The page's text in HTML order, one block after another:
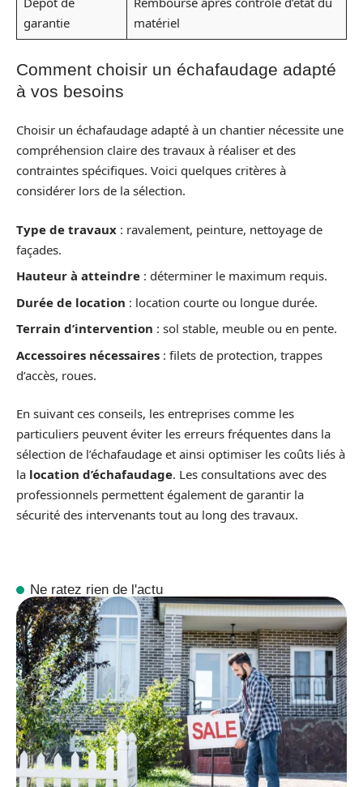
garantie
matériel
Comment choisir un échafaudage adapté
à vos besoins
Choisir un échafaudage adapté à un chantier nécessite une
compréhension claire des travaux à réaliser et des
contraintes spécifiques. Voici quelques critères à
considérer lors de la sélection.
Type de travaux : ravalement, peinture, nettoyage de
façades.
Hauteur à atteindre : déterminer le maximum requis.
Durée de location : location courte ou longue durée.
Terrain d’intervention : sol stable, meuble ou en pente.
Accessoires nécessaires : filets de protection, trappes
d’accès, roues.
En suivant ces conseils, les entreprises comme les
particuliers peuvent éviter les erreurs fréquentes dans la
sélection de l’échafaudage et ainsi optimiser les coûts liés à
la location d’échafaudage. Les consultations avec des
professionnels permettent également de garantir la
sécurité des intervenants tout au long des travaux.
Ne ratez rien de l'actu